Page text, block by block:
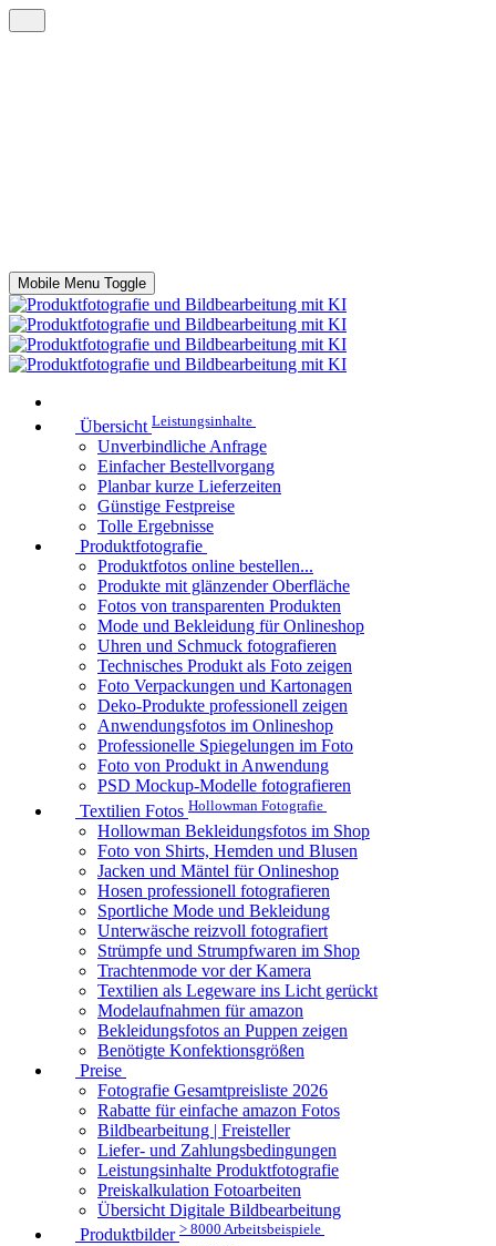
Mobile Menu Toggle
Übersicht Leistungsinhalte
Unverbindliche Anfrage
Einfacher Bestellvorgang
Planbar kurze Lieferzeiten
Günstige Festpreise
Tolle Ergebnisse
Produktfotografie
Produktfotos online bestellen...
Produkte mit glänzender Oberfläche
Fotos von transparenten Produkten
Mode und Bekleidung für Onlineshop
Uhren und Schmuck fotografieren
Technisches Produkt als Foto zeigen
Foto Verpackungen und Kartonagen
Deko-Produkte professionell zeigen
Anwendungsfotos im Onlineshop
Professionelle Spiegelungen im Foto
Foto von Produkt in Anwendung
PSD Mockup-Modelle fotografieren
Textilien Fotos Hollowman Fotografie
Hollowman Bekleidungsfotos im Shop
Foto von Shirts, Hemden und Blusen
Jacken und Mäntel für Onlineshop
Hosen professionell fotografieren
Sportliche Mode und Bekleidung
Unterwäsche reizvoll fotografiert
Strümpfe und Strumpfwaren im Shop
Trachtenmode vor der Kamera
Textilien als Legeware ins Licht gerückt
Modelaufnahmen für amazon
Bekleidungsfotos an Puppen zeigen
Benötigte Konfektionsgrößen
Preise
Fotografie Gesamtpreisliste 2026
Rabatte für einfache amazon Fotos
Bildbearbeitung | Freisteller
Liefer- und Zahlungsbedingungen
Leistungsinhalte Produktfotografie
Preiskalkulation Fotoarbeiten
Übersicht Digitale Bildbearbeitung
Produktbilder > 8000 Arbeitsbeispiele